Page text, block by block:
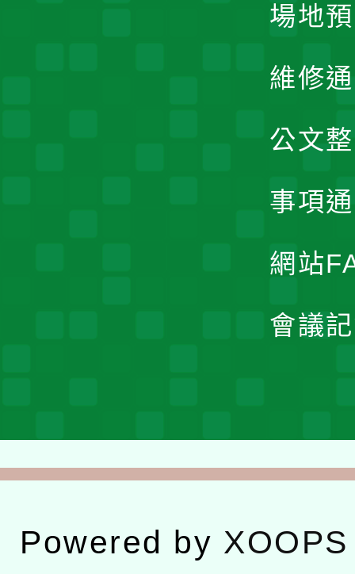
場地
維修
公文
事項
網站
會議
Powered by XOOPS